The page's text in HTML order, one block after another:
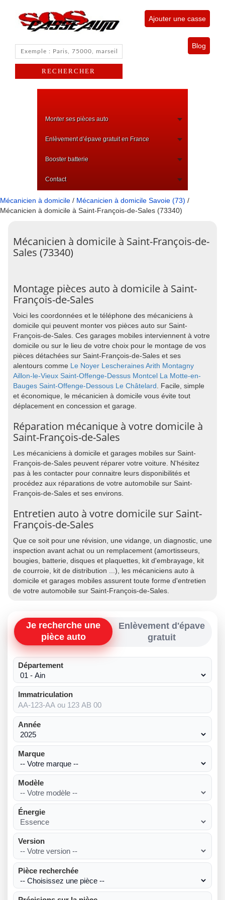
Ajouter une casse
Blog
Monter ses pièces auto
Enlèvement d’épave gratuit en France
Booster batterie
Contact
Mécanicien à domicile / Mécanicien à domicile Savoie (73) /
Mécanicien à domicile à Saint-François-de-Sales (73340)
Mécanicien à domicile à Saint-François-de-
Sales (73340)
Montage pièces auto à domicile à Saint-
François-de-Sales
Voici les coordonnées et le téléphone des mécaniciens à
domicile qui peuvent monter vos pièces auto sur Saint-
François-de-Sales. Ces garages mobiles interviennent à votre
domicile ou sur le lieu de votre choix pour le montage de vos
pièces détachées sur Saint-François-de-Sales et ses
alentours comme Le Noyer LescherainesArith Montagny
Aillon-le-Vieux Saint-Offenge-Dessus Montcel La Motte-en-
Bauges Saint-Offenge-Dessous Le Châtelard. Facile, simple
et économique, le mécanicien à domicile vous évite tout
déplacement en concession et garage.
Réparation mécanique à votre domicile à
Saint-François-de-Sales
Les mécaniciens à domicile et garages mobiles sur Saint-
François-de-Sales peuvent réparer votre voiture. N'hésitez
pas à les contacter pour connaitre leurs disponibilités et
procédez aux réparations de votre automobile sur Saint-
François-de-Sales et ses environs.
Entretien auto à votre domicile sur Saint-
François-de-Sales
Que ce soit pour une révision, une vidange, un diagnostic, une
inspection avant achat ou un remplacement (amortisseurs,
bougies, batterie, disques et plaquettes, kit d'embrayage, kit
de courroie, kit de distribution ...), les mécaniciens auto à
domicile et garages mobiles assurent toute forme d'entretien
de votre automobile sur Saint-François-de-Sales.
Je recherche une
pièce auto
Enlèvement d'épave
gratuit
Département
Immatriculation
Année
Marque
Modèle
Énergie
Version
Pièce recherchée